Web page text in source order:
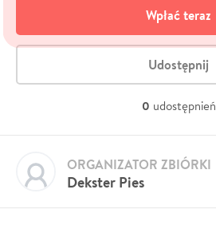
Wpłać teraz
Udostępnij
0 udostępnień
Dekster Pies
ORGANIZATOR ZBIÓRKI